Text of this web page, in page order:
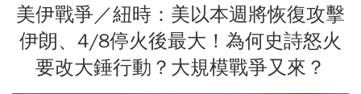
美伊戰爭／紐時：美以本週將恢復攻擊
伊朗、4/8停火後最大！為何史詩怒火
要改大錘行動？大規模戰爭又來？